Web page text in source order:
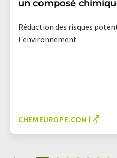
un composé
Réduction des risques
l'environnement
CHEMEUROPE.COM